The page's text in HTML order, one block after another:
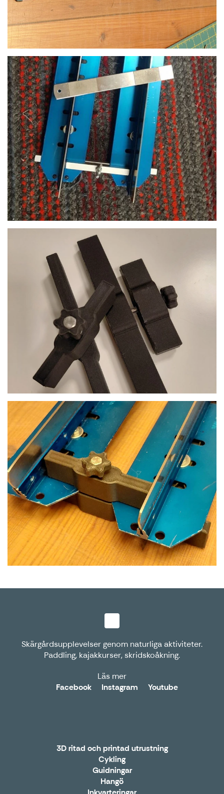
Skärgårdsupplevelser genom naturliga aktiviteter.
Paddling, kajakkurser, skridskoåkning.
Läs mer
Facebook
Instagram Youtube
3D ritad och printad utrustning
Cykling
Guidningar
Hangö